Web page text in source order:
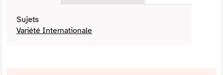
Sujets
Variété Internationale